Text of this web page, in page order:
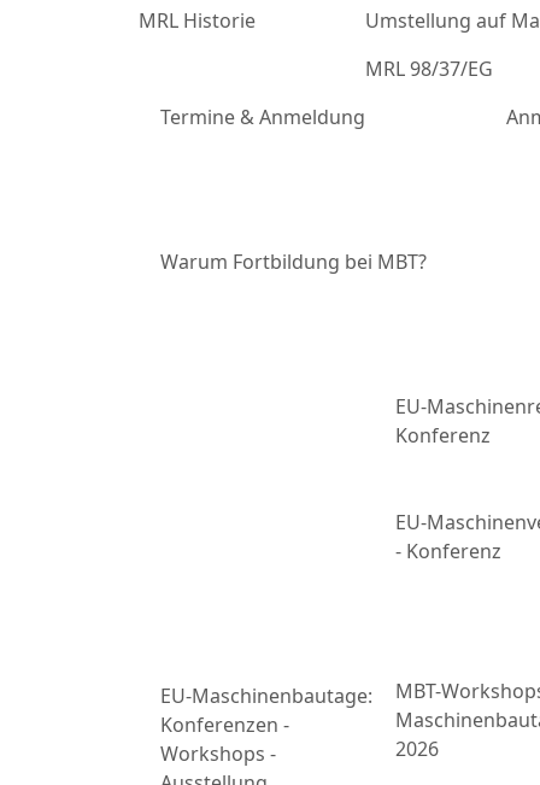
MRL Historie
Umstellung auf
MRL 98/37/EG
Termine & Anmeldung
Warum Fortbildung bei MBT?
EU-Maschinenbautage:
Konferenzen -
Workshops -
EU-
Konferenz
EU-
- Konferenz
MBT-
2026